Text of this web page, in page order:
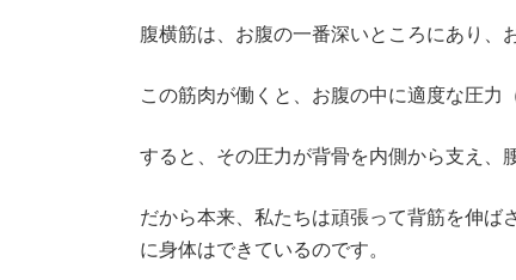
腹横筋は、お腹の一番深いところにあり、
この筋肉が働くと、お腹の中に適度な圧力
すると、その圧力が背骨を内側から支え、
だから本来、私たちは頑張って背筋を伸ば
に身体はできているのです。